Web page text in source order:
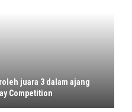
juara 3 dalam ajang
Competition